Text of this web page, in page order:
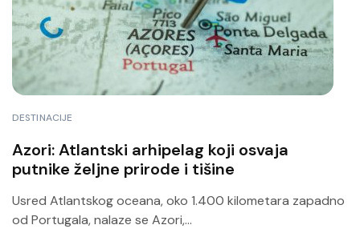
DESTINACIJE
Azori: Atlantski arhipelag koji osvaja
putnike željne prirode i tišine
Usred Atlantskog oceana, oko 1.400 kilometara zapadno
od Portugala, nalaze se Azori,...